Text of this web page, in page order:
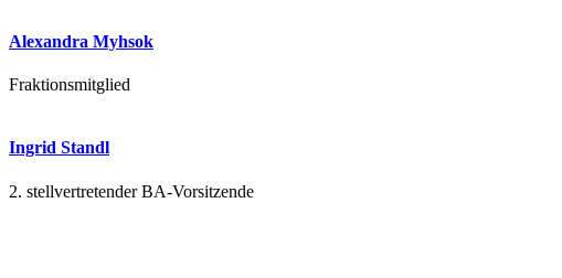
Alexandra Myhsok
Fraktionsmitglied
Ingrid Standl
2. stellvertretender BA-Vorsitzende